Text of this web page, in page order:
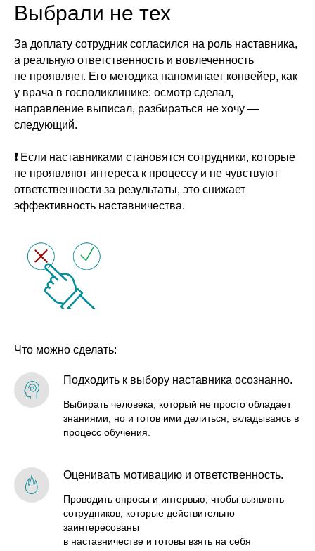
Выбрали не тех
За доплату сотрудник согласился на роль наставника,
а реальную ответственность и вовлеченность
не проявляет. Его методика напоминает конвейер, как
у врача в госполиклинике: осмотр сделал,
направление выписал, разбираться не хочу —
следующий.
❗ Если наставниками становятся сотрудники, которые
не проявляют интереса к процессу и не чувствуют
ответственности за результаты, это снижает
эффективность наставничества.
Что можно сделать:
Подходить к выбору наставника осознанно.
Выбирать человека, который не просто обладает
знаниями, но и готов ими делиться, вкладываясь в
процесс обучения.
Оценивать мотивацию и ответственность.
Проводить опросы и интервью, чтобы выявлять
сотрудников, которые действительно
заинтересованы
в наставничестве и готовы взять на себя